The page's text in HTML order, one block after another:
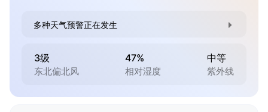
多种天气预警正在发生
3级
东北偏北风
47%
相对湿度
中等
紫外线